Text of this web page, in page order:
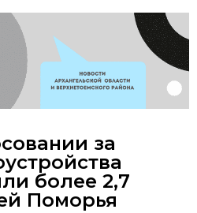
за
более 2,7
Поморья